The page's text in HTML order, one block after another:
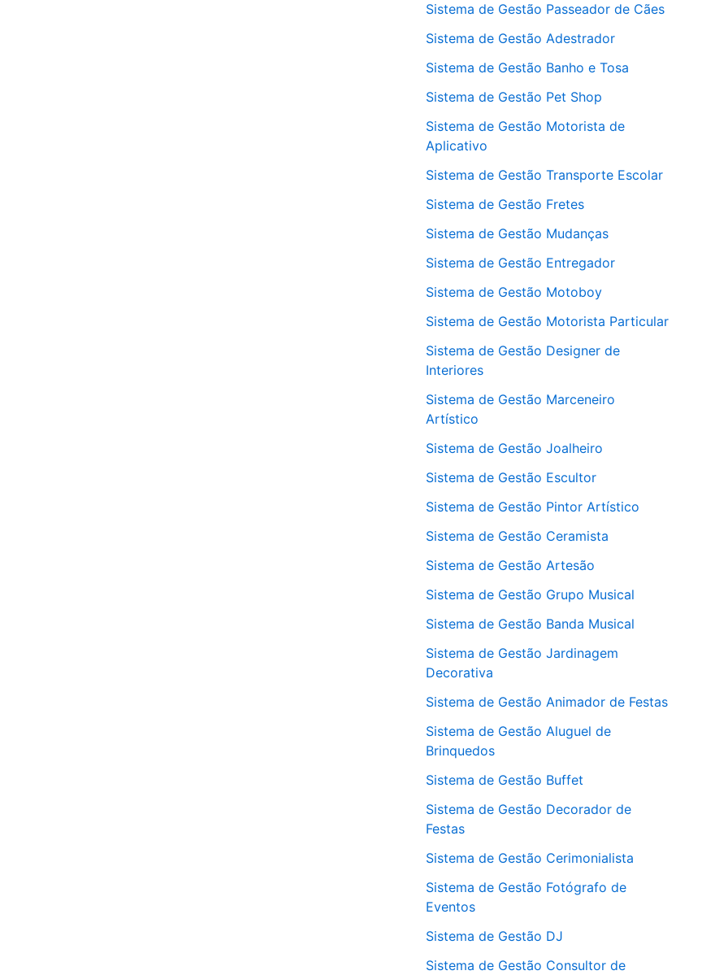
Sistema de Gestão Passeador de Cães
Sistema de Gestão Adestrador
Sistema de Gestão Banho e Tosa
Sistema de Gestão Pet Shop
Sistema de Gestão Motorista de
Aplicativo
Sistema de Gestão Transporte Escolar
Sistema de Gestão Fretes
Sistema de Gestão Mudanças
Sistema de Gestão Entregador
Sistema de Gestão Motoboy
Sistema de Gestão Motorista Particular
Sistema de Gestão Designer de
Interiores
Sistema de Gestão Marceneiro
Artístico
Sistema de Gestão Joalheiro
Sistema de Gestão Escultor
Sistema de Gestão Pintor Artístico
Sistema de Gestão Ceramista
Sistema de Gestão Artesão
Sistema de Gestão Grupo Musical
Sistema de Gestão Banda Musical
Sistema de Gestão Jardinagem
Decorativa
Sistema de Gestão Animador de Festas
Sistema de Gestão Aluguel de
Brinquedos
Sistema de Gestão Buffet
Sistema de Gestão Decorador de
Festas
Sistema de Gestão Cerimonialista
Sistema de Gestão Fotógrafo de
Eventos
Sistema de Gestão DJ
Sistema de Gestão Consultor de